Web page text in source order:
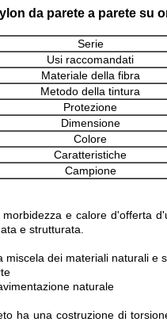
da parete a parete su
Serie
Usi raccomandati
Materiale della fibra
Metodo della tintura
Protezione
Dimensione
Colore
Caratteristiche
Campione
e calore d'offerta
e strutturata.
dei materiali naturali e
naturale
ha una costruzione di